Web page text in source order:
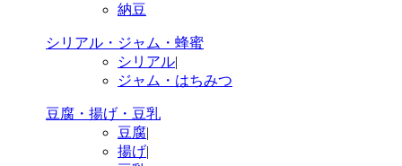
納豆
シリアル・ジャム・蜂蜜
シリアル|
ジャム・はちみつ
豆腐・揚げ・豆乳
豆腐|
揚げ|